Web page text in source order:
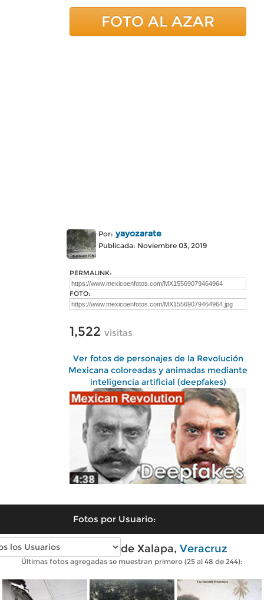
FOTO AL AZAR
Por: yayozarate
Publicada: Noviembre 03, 2019
PERMALINK:
FOTO:
1,522 visitas
Ver fotos de personajes de la Revolución
Mexicana coloreadas y animadas mediante
inteligencia artificial (deepfakes)
Fotos por Usuario:
Fotos antiguas de Xalapa, Veracruz
Últimas fotos agregadas se muestran primero (25 al 48 de 244):